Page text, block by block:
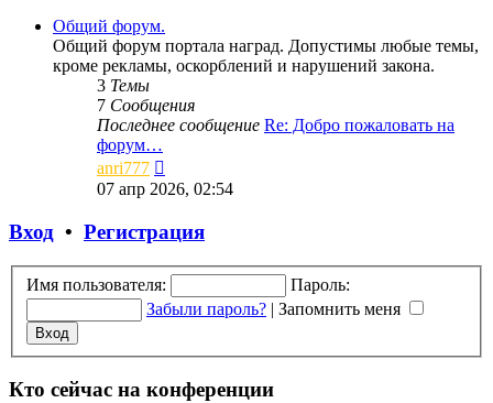
Общий форум.
Общий форум портала наград. Допустимы любые темы,
кроме рекламы, оскорблений и нарушений закона.
3 Темы
7 Сообщения
Последнее сообщение Re: Добро пожаловать на
форум…
anri777
к
07 апр 2026, 02:54
Вход • Регистрация
Имя пользователя:
Пароль:
Забыли пароль? | Запомнить меня
Кто сейчас на конференции